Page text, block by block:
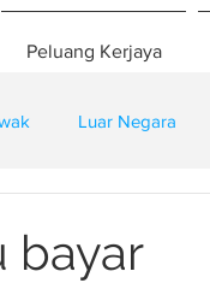
Peluang Kerjaya
Luar Negara
bayar